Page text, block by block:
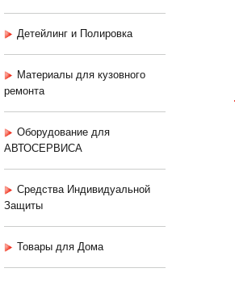
Детейлинг и Полировка
Материалы для кузовного
ремонта
Оборудование для
АВТОСЕРВИСА
Средства Индивидуальной
Защиты
Товары для Дома